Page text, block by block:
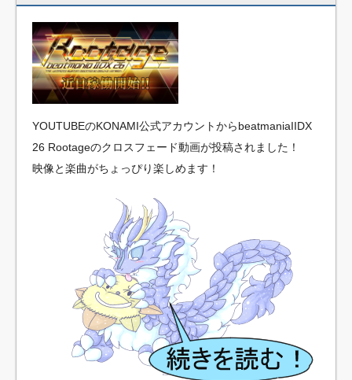
「盗人たけだけしい」中国国防省が防衛白書に反発…日本
アレ絶対キスマークだよね!?
【スパロボ】インパクトやアルファ外伝くらいのバランス
求む！！ → インパクトも最終的にはコアブースターで雑魚
は一撃で倒せてたけどね NEW!
小の大きな影響は想定していない」 NEW!
【朗報】任天堂、microSDExpressを普及させてしまう…
NEW!
ど、終わったらみんな何してる？
【悲報】「鬼滅」「NARUTO」「ジョジョ」のゲームを作
った会社の取締役、ジャンプ垢にブロックされてしまうｗｗｗ
【悲報】めっちゃ仕事アソビストア「2週間アーカイブ残る
が？」「円盤を手元に残したい→円盤買わない理由は？」『本
アンケートにつきまして、ボケ散らかしていたため修正いたし
NEW!
喋れるポケモンってニャースやミューツー以外でいる？
【画像】山ガールさん、山でラーメンを食べたらおじさん
YOUTUBEのKONAMI公式アカウントからbeatmaniaIIDX
26 Rootageのクロスフェード動画が投稿されました！
映像と楽曲がちょっぴり楽しめます！